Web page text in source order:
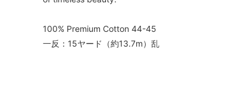
100% Premium Cotton 44-45
一反：15ヤード（約13.7m）乱